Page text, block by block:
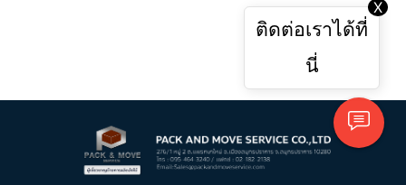
ติดต่อเราได้ที่
นี่
X